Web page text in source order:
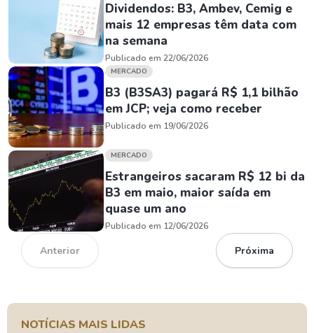
Dividendos: B3, Ambev, Cemig e
mais 12 empresas têm data com
na semana
Publicado em 22/06/2026
MERCADO
B3 (B3SA3) pagará R$ 1,1 bilhão
em JCP; veja como receber
Publicado em 19/06/2026
MERCADO
Estrangeiros sacaram R$ 12 bi da
B3 em maio, maior saída em
quase um ano
Publicado em 12/06/2026
Anterior Próxima
NOTÍCIAS MAIS LIDAS